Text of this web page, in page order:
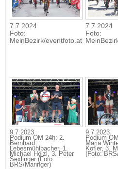
7.7.2024
Foto:
MeinBezirk/eventfoto.at
7.7.2024
Foto:
9.7.2023
Podium ÖM 24h: 2.
Bernhard
Lebesmühlbacher, 1.
Michael Hölzl, 3. Peter
Sexlinger (Foto:
BRS/Maringer)
9.7.2023
Podium
Maria
Kofler, 3.
(Foto: